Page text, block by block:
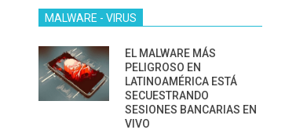
MALWARE - VIRUS
EL MALWARE MÁS
PELIGROSO EN
LATINOAMÉRICA ESTÁ
SECUESTRANDO
SESIONES BANCARIAS EN
VIVO